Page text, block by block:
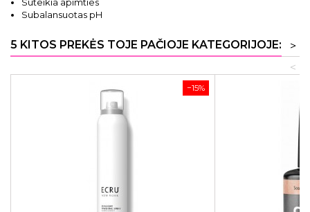
Subalansuotas pH
5 KITOS PREKĖS TOJE PAČIOJE KATEGORIJOJE:
>
<
−15%